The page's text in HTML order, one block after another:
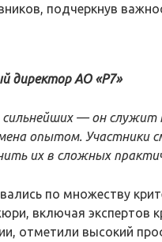
подчеркнув
директор АО «Р7»
— он служит
опытом. Участники
их в сложных
по множеству
включая экспертов
отметили высокий